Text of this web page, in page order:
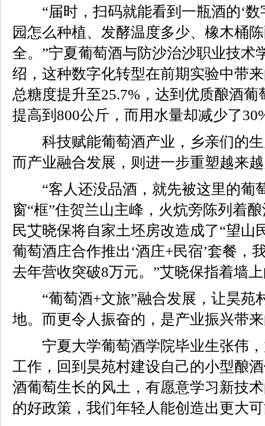
“届时，扫码就能看到一瓶酒的‘数
园怎么种植、发酵温度多少、橡木桶
全。”宁夏葡萄酒与防沙治沙职业技术
绍，这种数字化转型在前期实验中带
总糖度提升至25.7%，达到优质酿酒
提高到800公斤，而用水量却减少了
科技赋能葡萄酒产业，乡亲们的生
而产业融合发展，则进一步重塑越来
“客人还没品酒，就先被这里的葡
窗“框”住贺兰山主峰，火炕旁陈列着
民艾晓保将自家土坯房改造成了“望山
葡萄酒庄合作推出‘酒庄+民宿’套餐，
去年营收突破8万元。”艾晓保指着墙
“葡萄酒+文旅”融合发展，让昊苑
地。而更令人振奋的，是产业振兴带
宁夏大学葡萄酒学院毕业生张伟，
工作，回到昊苑村建设自己的小型酿
酒葡萄生长的风土，有愿意学习新技
的好政策，我们年轻人能创造出更大